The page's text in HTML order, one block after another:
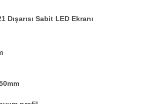
Dışarısı Sabit LED Ekranı